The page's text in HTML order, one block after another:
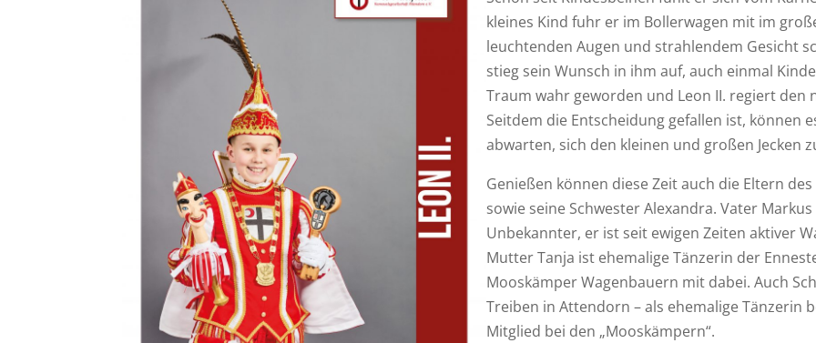
kleines Kind fuhr er im Bollerwagen mit im
leuchtenden Augen und strahlendem Gesicht
stieg sein Wunsch in ihm auf, auch einmal
Traum wahr geworden und Leon II. regiert den
Seitdem die Entscheidung gefallen ist, können
abwarten, sich den kleinen und großen Jecken
Genießen können diese Zeit auch die Eltern
sowie seine Schwester Alexandra. Vater
Unbekannter, er ist seit ewigen Zeiten aktiver
Mutter Tanja ist ehemalige Tänzerin der
Mooskämper Wagenbauern mit dabei. Auch
Treiben in Attendorn – als ehemalige Tänzerin
Mitglied bei den „Mooskämpern“.